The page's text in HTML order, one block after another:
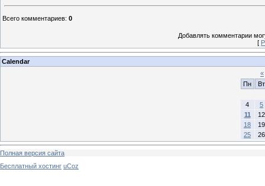
Всего комментариев: 0
Добавлять комментарии
[
Calendar
«
Пн
Вт
4
5
11
12
18
19
25
26
Полная версия сайта
Бесплатный хостинг uCoz